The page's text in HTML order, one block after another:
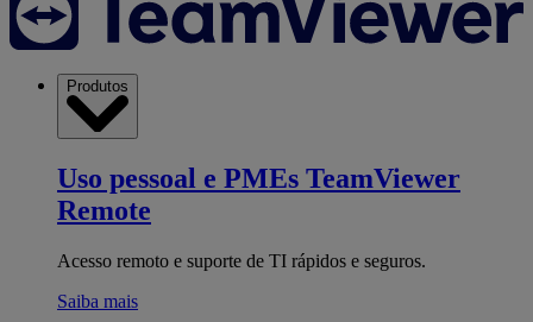
Produtos
Uso pessoal e PMEs TeamViewer
Remote
Acesso remoto e suporte de TI rápidos e seguros.
Saiba mais